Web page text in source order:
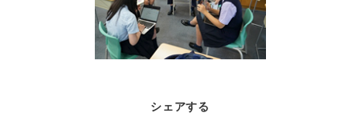
シェアする